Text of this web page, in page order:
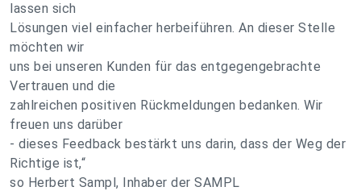
lassen sich
Lösungen viel einfacher herbeiführen. An dieser Stelle
möchten wir
uns bei unseren Kunden für das entgegengebrachte
Vertrauen und die
zahlreichen positiven Rückmeldungen bedanken. Wir
freuen uns darüber
- dieses Feedback bestärkt uns darin, dass der Weg der
Richtige ist,“
so Herbert Sampl, Inhaber der SAMPL